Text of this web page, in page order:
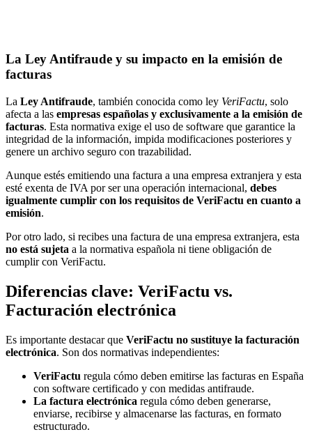
La Ley Antifraude y su impacto en la emisión de
facturas
La Ley Antifraude, también conocida como ley VeriFactu, solo
afecta a las empresas españolas y exclusivamente a la emisión de
facturas. Esta normativa exige el uso de software que garantice la
integridad de la información, impida modificaciones posteriores y
genere un archivo seguro con trazabilidad.
Aunque estés emitiendo una factura a una empresa extranjera y esta
esté exenta de IVA por ser una operación internacional, debes
igualmente cumplir con los requisitos de VeriFactu en cuanto a
emisión.
Por otro lado, si recibes una factura de una empresa extranjera, esta
no está sujeta a la normativa española ni tiene obligación de
cumplir con VeriFactu.
Diferencias clave: VeriFactu vs.
Facturación electrónica
Es importante destacar que VeriFactu no sustituye la facturación
electrónica. Son dos normativas independientes:
VeriFactu regula cómo deben emitirse las facturas en España
con software certificado y con medidas antifraude.
La factura electrónica regula cómo deben generarse,
enviarse, recibirse y almacenarse las facturas, en formato
estructurado.